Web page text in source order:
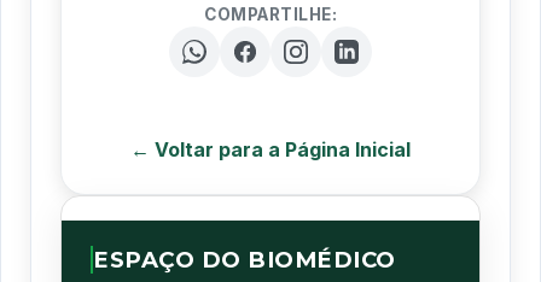
COMPARTILHE:
← Voltar para a Página Inicial
ESPAÇO DO BIOMÉDICO